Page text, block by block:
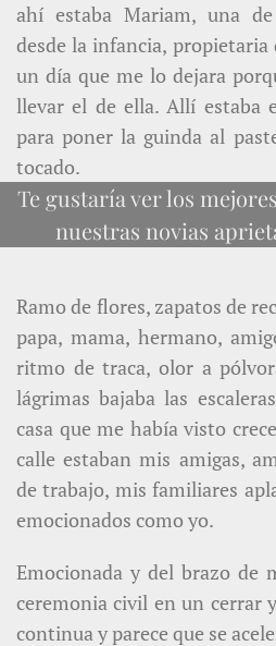
ahí estaba Mariam, una
desde la infancia,
un día que me lo dejara
llevar el de ella. Allí estaba
para poner la guinda al
tocado.
Te gustaría ver los
nuestras novias
Ramo de flores, zapatos de
papa, mama, hermano,
ritmo de traca, olor a
lágrimas bajaba las
casa que me había visto
calle estaban mis amigas,
de trabajo, mis familiares
emocionados como yo.
Emocionada y del brazo de
ceremonia civil en un cerrar
continua y parece que se